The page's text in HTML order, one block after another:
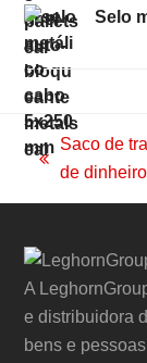
Selo
previous
post:
Saco de
de
A
e distribuidora
bens e